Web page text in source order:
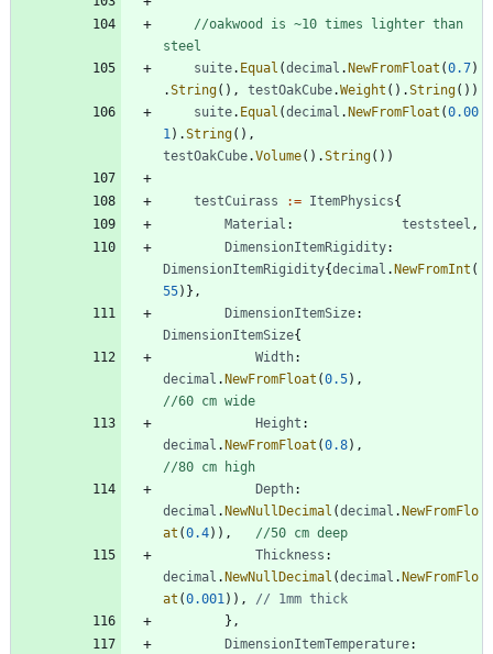
//oakwood is ~10 times lighter than
steel
suite. Equal (decimal . NewFromFloat (0.7)
.String( ) , testOakCube.Weight ( ) .String( ) )
suite. Equal (decimal . NewFromFloat (0.00
1) .String( ) ,
testOakCube.Volume( ) .String( ) )
testCuirass := ItemPhysics{
Material : teststeel ,
DimensionItemRigidity:
DimensionItemRigidity{decimal . NewFromInt (
55) } ,
DimensionItemSize:
DimensionItemSize{
Width:
decimal . NewFromFloat (0.5) ,
//60 cm wide
Height :
decimal . NewFromFloat (0.8) ,
//80 cm high
Depth:
decimal . NewNullDecimal (decimal . NewFromFlo
at (0.4) ) ,
//50 cm deep
Thickness :
decimal . NewNullDecimal (decimal . NewFromFlo
at (0.001) ) ,
// 1mm thick
} ,
DimensionItemTemperature: